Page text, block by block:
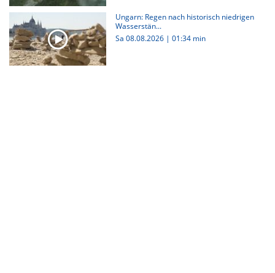
Ungarn: Regen nach historisch niedrigen
Wasserstän...
Sa 08.08.2026 | 01:34 min